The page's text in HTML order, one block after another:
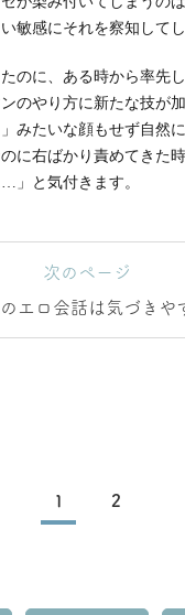
敏感にそれを察知して
のに、ある時から率先
のやり方に新たな技が
みたいな顔もせず自然
に右ばかり責めてきた
」と気付きます。
次のページ
エロ会話は気づきや
1 2